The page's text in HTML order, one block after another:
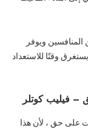
ويوفر
وقتًا للاستعداد
على حق ، لأن هذا